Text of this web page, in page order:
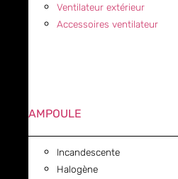
Ventilateur extérieur
Accessoires ventilateur
AMPOULE
Incandescente
Halogène